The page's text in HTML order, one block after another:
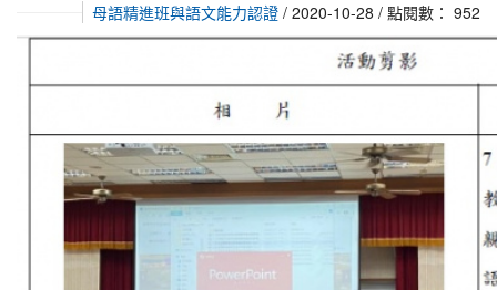
母語精進班與語文能力認證 / 2020-10-28 / 點閱數： 952